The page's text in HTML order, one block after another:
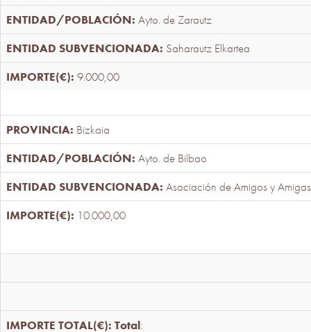
Ayto. de Zarautz
Saharautz Elkartea
9.000,00
Bizkaia
Ayto. de Bilbao
Asociación de Amigos y
10.000,00
Total: